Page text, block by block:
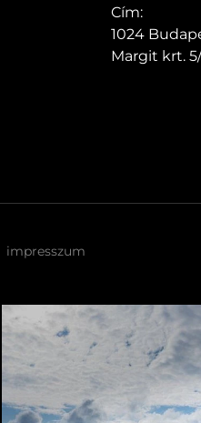
Cím:
1024
Margit krt. 5/
impresszum